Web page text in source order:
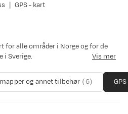
GPS - kart
for alle områder i Norge og for de
i Sverige.
mest kjente turområdene, om
det.
Vis mer
og annet tilbehør (6)